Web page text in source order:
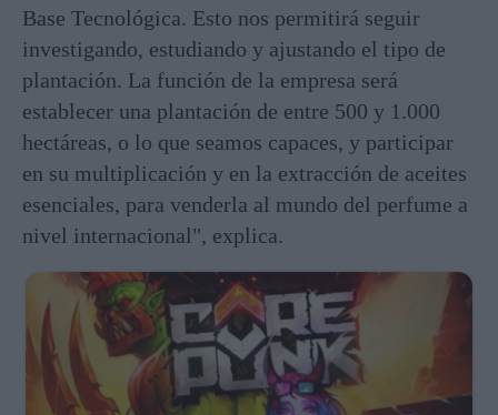
Base Tecnológica. Esto nos permitirá seguir
investigando, estudiando y ajustando el tipo de
plantación. La función de la empresa será
establecer una plantación de entre 500 y 1.000
hectáreas, o lo que seamos capaces, y participar
en su multiplicación y en la extracción de aceites
esenciales, para venderla al mundo del perfume a
nivel internacional", explica.